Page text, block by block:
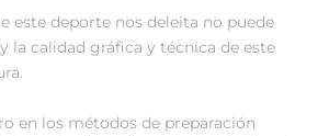
este deporte nos deleita no puede
la calidad gráfica y técnica de este
en los métodos de preparación